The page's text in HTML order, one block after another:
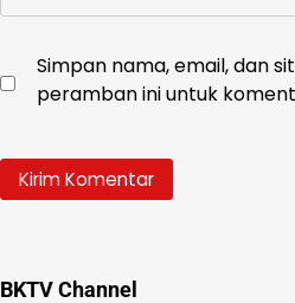
Simpan nama, email, dan
peramban ini untuk
BKTV Channel